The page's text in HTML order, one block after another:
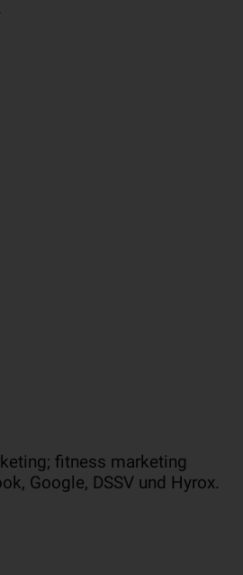
fitness marketing
Google, DSSV und Hyrox.